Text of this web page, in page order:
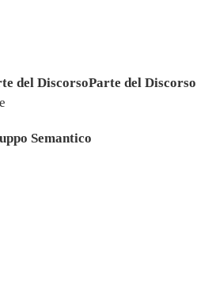
del DiscorsoParte del Discorso
Semantico